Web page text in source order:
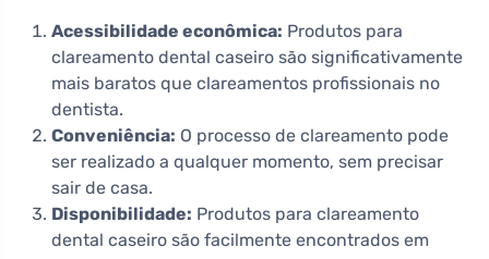
Acessibilidade econômica: Produtos para
clareamento dental caseiro são significativamente
mais baratos que clareamentos profissionais no
dentista.
Conveniência: O processo de clareamento pode
ser realizado a qualquer momento, sem precisar
sair de casa.
Disponibilidade: Produtos para clareamento
dental caseiro são facilmente encontrados em